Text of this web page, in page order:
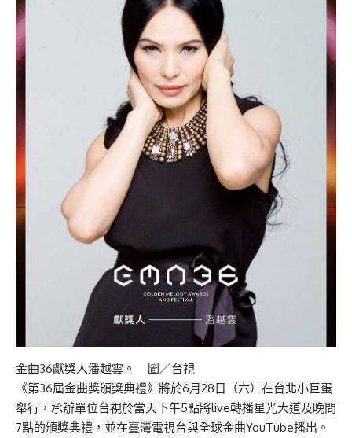
金曲36獻獎人潘越雲。 圖／台視
《第36屆金曲獎頒獎典禮》將於6月28日（六）在台北小巨蛋
舉行，承辦單位台視於當天下午5點將live轉播星光大道及晚間
7點的頒獎典禮，並在臺灣電視台與全球金曲YouTube播出。